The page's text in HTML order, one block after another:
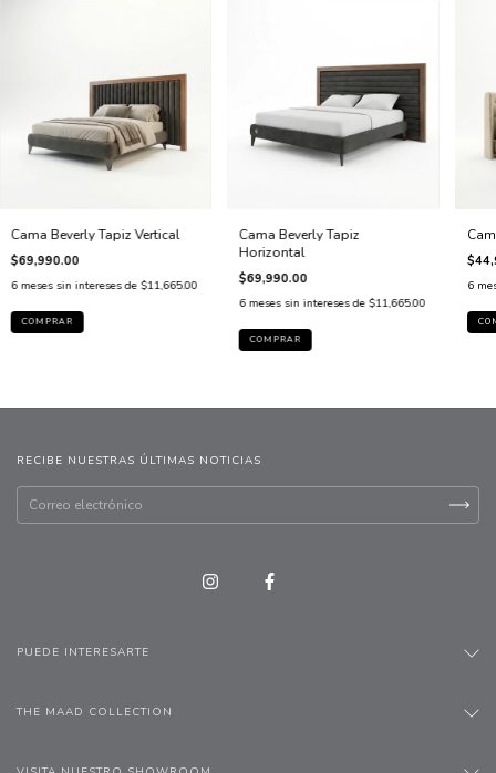
Cama Beverly Tapiz Vertical
$69,990.00
6 meses sin intereses de $11,665.00
COMPRAR
Cama Beverly Tapiz
Horizontal
$69,990.00
6 meses sin intereses de $11,665.00
COMPRAR
6
RECIBE NUESTRAS ÚLTIMAS NOTICIAS
PUEDE INTERESARTE
THE MAAD COLLECTION